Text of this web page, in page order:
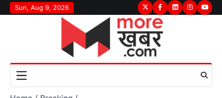
Skip
to
Sun, Aug 9, 2026 TwitterFacebook
LinkedInInstagram